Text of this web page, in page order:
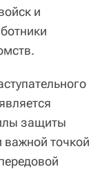
и
защиты
важной точкой